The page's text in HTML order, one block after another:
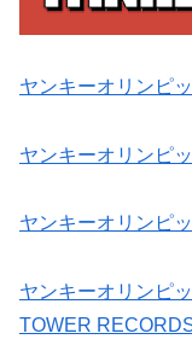
ヤンキーオリンピ
ヤンキーオリンピ
ヤンキーオリンピ
ヤンキーオリンピ
TOWER